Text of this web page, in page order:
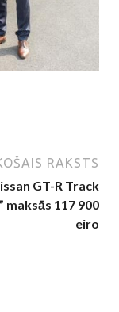
RAKSTS
GT-R Track
maksās 117 900
eiro